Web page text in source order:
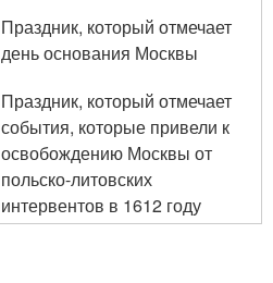
Праздник, который отмечает
день основания Москвы
Праздник, который отмечает
события, которые привели к
освобождению Москвы от
польско-литовских
интервентов в 1612 году